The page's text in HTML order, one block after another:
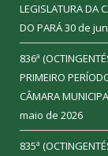
LEGISLATURA DA
DO PARÁ30 de
836ª
PRIMEIRO
CÂMARA
maio de 2026
835ª